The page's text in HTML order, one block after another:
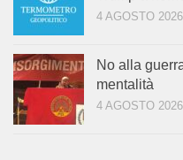
4 AGOSTO 2026
No alla
mentalità
4 AGOSTO 2026